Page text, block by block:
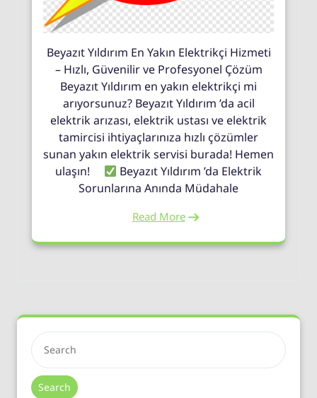
Beyazıt Yıldırım En Yakın Elektrikçi Hizmeti
– Hızlı, Güvenilir ve Profesyonel Çözüm
Beyazıt Yıldırım en yakın elektrikçi mi
arıyorsunuz? Beyazıt Yıldırım ’da acil
elektrik arızası, elektrik ustası ve elektrik
tamircisi ihtiyaçlarınıza hızlı çözümler
sunan yakın elektrik servisi burada! Hemen
ulaşın!
Beyazıt Yıldırım ’da Elektrik
Sorunlarına Anında Müdahale
Read More
Search